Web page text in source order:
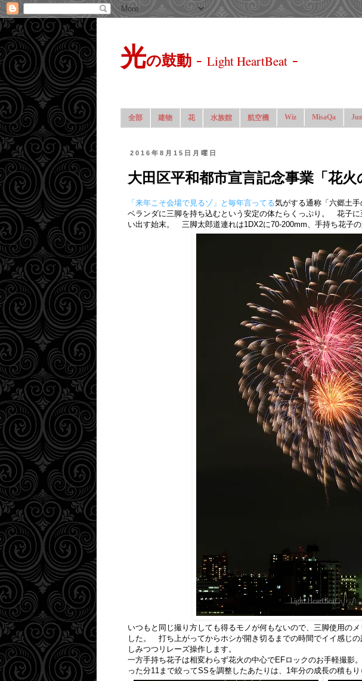
光の鼓動 - Light HeartBeat -
全部 建物 花 水族館 航空機 Wiz MisaQa
2016年8月15日月曜日
大田区平和都市宣言記念事業「花火
「来年こそ会場で見るゾ」と毎年言ってる気がする通称「六郷土
ベランダに三脚を持ち込むという安定の体たらくっぷり。 花子
い出す始末。 三脚太郎道連れは1DX2に70-200mm、手持ち花子の
いつもと同じ撮り方しても得るモノが何もないので、三脚使用の
した。 打ち上がってからホシが開き切るまでの時間でイイ感じ
しみつつリレーズ操作します。
一方手持ち花子は相変わらず花火の中心でEFロックのお手軽撮
った分11まで絞ってSSを調整したあたりは、1年分の成長の積もり